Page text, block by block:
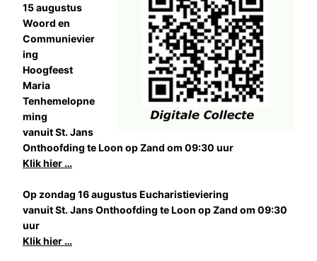
15 augustus
Woord en
Communievier
ing
Hoogfeest
Maria
Tenhemelopne
ming
vanuit St. Jans
Onthoofding te Loon op Zand om 09:30 uur
Klik hier …
Op zondag 16 augustus Eucharistieviering
vanuit St. Jans Onthoofding te Loon op Zand om 09:30
uur
Klik hier …